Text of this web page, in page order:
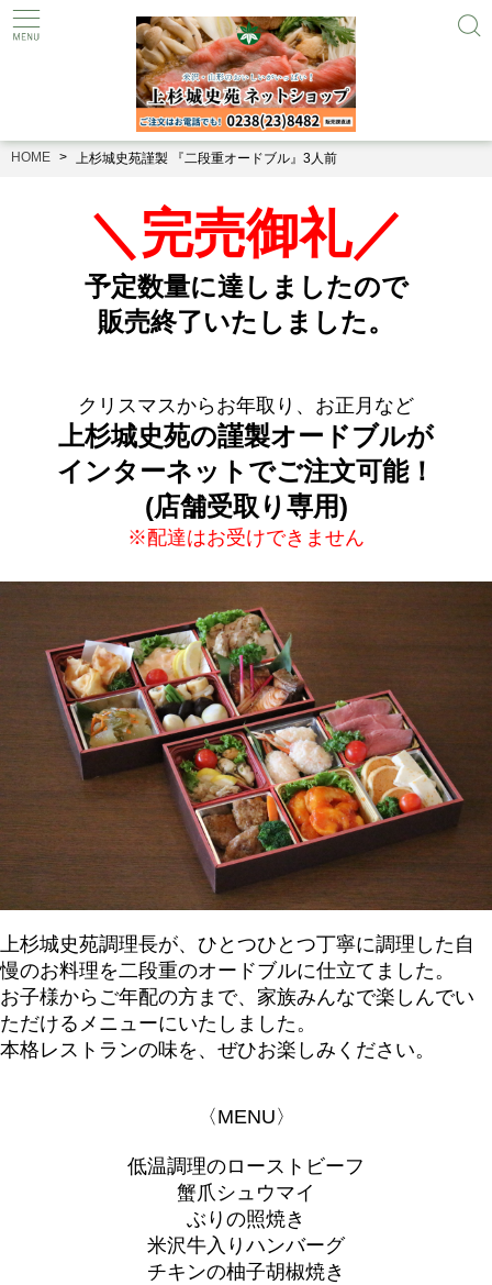
HOME 上杉城史苑謹製 『二段重オードブル』3人前
＼完売御礼／
予定数量に達しましたので
販売終了いたしました。
クリスマスからお年取り、お正月など
上杉城史苑の謹製オードブルが
インターネットでご注文可能！
(店舗受取り専用)
※配達はお受けできません
上杉城史苑調理長が、ひとつひとつ丁寧に調理した自
慢のお料理を二段重のオードブルに仕立てました。
お子様からご年配の方まで、家族みんなで楽しんでい
ただけるメニューにいたしました。
本格レストランの味を、ぜひお楽しみください。
〈MENU〉
低温調理のローストビーフ
蟹爪シュウマイ
ぶりの照焼き
米沢牛入りハンバーグ
チキンの柚子胡椒焼き